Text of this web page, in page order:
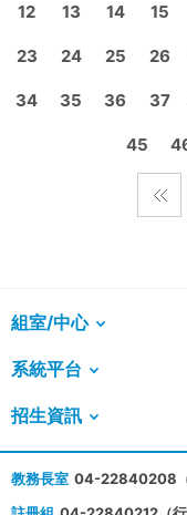
12 13 14 15
23 24 25 26
34 35 36 37
45
組室/中心
系統平台
招生資訊
教務長室 04-22840208（